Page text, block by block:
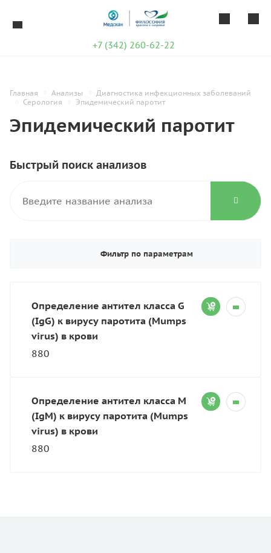
+7 (342) 260-62-22
Главная Анализы
Диагностика инфекционных заболеваний
Серология
Эпидемический паротит
Эпидемический паротит
Быстрый поиск анализов
Фильтр по параметрам
Определение антител класса G
(IgG) к вирусу паротита (Mumps
virus) в крови
880
Определение антител класса M
(IgM) к вирусу паротита (Mumps
virus) в крови
880